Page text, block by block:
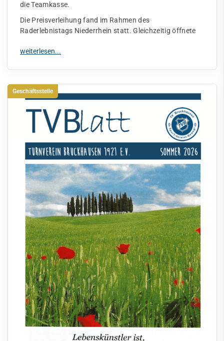
die Teamkasse.
Die Preisverleihung fand im Rahmen des
Raderlebnistags Niederrhein statt. Gleichzeitig öffnete
Geschäftsstelle